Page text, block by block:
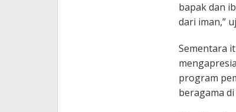
bapak dan
dari iman,”
Sementara
program
beragama